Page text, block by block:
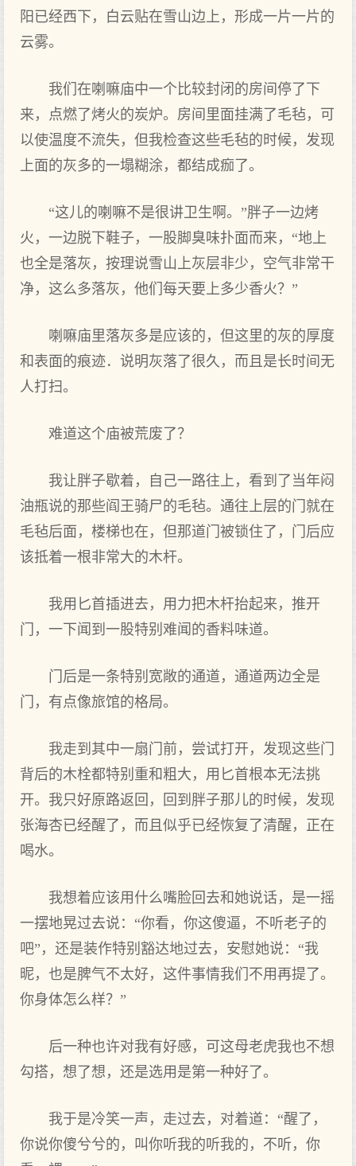
阳已经西下，白云贴在雪山边上，形成一片一片的
云雾。
我们在喇嘛庙中一个比较封闭的房间停了下
来，点燃了烤火的炭炉。房间里面挂满了毛毡，可
以使温度不流失，但我检查这些毛毡的时候，发现
上面的灰多的一塌糊涂，都结成痂了。
“这儿的喇嘛不是很讲卫生啊。”胖子一边烤
火，一边脱下鞋子，一股脚臭味扑面而来，“地上
也全是落灰，按理说雪山上灰层非少，空气非常干
净，这么多落灰，他们每天要上多少香火？”
喇嘛庙里落灰多是应该的，但这里的灰的厚度
和表面的痕迹．说明灰落了很久，而且是长时间无
人打扫。
难道这个庙被荒废了？
我让胖子歇着，自己一路往上，看到了当年闷
油瓶说的那些阎王骑尸的毛毡。通往上层的门就在
毛毡后面，楼梯也在，但那道门被锁住了，门后应
该抵着一根非常大的木杆。
我用匕首插进去，用力把木杆抬起来，推开
门，一下闻到一股特别难闻的香料味道。
门后是一条特别宽敞的通道，通道两边全是
门，有点像旅馆的格局。
我走到其中一扇门前，尝试打开，发现这些门
背后的木栓都特别重和粗大，用匕首根本无法挑
开。我只好原路返回，回到胖子那儿的时候，发现
张海杏已经醒了，而且似乎已经恢复了清醒，正在
喝水。
我想着应该用什么嘴脸回去和她说话，是一摇
一摆地晃过去说：“你看，你这傻逼，不听老子的
吧”，还是装作特别豁达地过去，安慰她说：“我
昵，也是脾气不太好，这件事情我们不用再提了。
你身体怎么样？”
后一种也许对我有好感，可这母老虎我也不想
勾搭，想了想，还是选用是第一种好了。
我于是冷笑一声，走过去，对着道：“醒了，
你说你傻兮兮的，叫你听我的听我的，不听，你